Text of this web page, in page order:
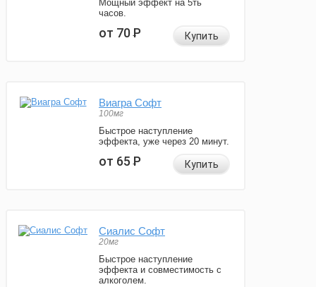
Мощный эффект на 5ть
часов.
от 70Р Купить
Виагра Софт
100мг
Быстрое наступление
эффекта, уже через 20 минут.
от 65Р Купить
Сиалис Софт
20мг
Быстрое наступление
эффекта и совместимость с
алкоголем.